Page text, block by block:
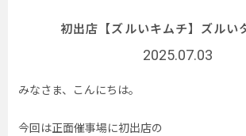
初出店【ズルいキムチ】ズルい
2025.07.03
みなさま、こんにちは。
今回は正面催事場に初出店の